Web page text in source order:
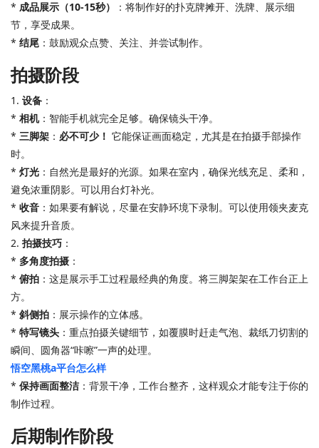
* 成品展示（10-15秒）
：将制作好的扑克牌摊开、洗牌、展示细
节，享受成果。
* 结尾 ：鼓励观众点赞、关注、并尝试制作。
拍摄阶段
1. 设备 ：
* 相机：智能手机就完全足够。确保镜头干净。
* 三脚架 ： 必不可少！ 它能保证画面稳定，尤其是在拍摄手部操作
时。
* 灯光 ：自然光是最好的光源。如果在室内，确保光线充足、柔和，
避免浓重阴影。可以用台灯补光。
* 收音 ：如果要有解说，尽量在安静环境下录制。可以使用领夹麦克
风来提升音质。
2. 拍摄技巧 ：
* 多角度拍摄 ：
* 俯拍 ：这是展示手工过程最经典的角度。将三脚架架在工作台正上
方。
* 斜侧拍 ：展示操作的立体感。
* 特写镜头 ：重点拍摄关键细节，如覆膜时赶走气泡、裁纸刀切割的
瞬间、圆角器“咔嚓”一声的处理。
悟空黑桃a平台怎么样
* 保持画面整洁 ：背景干净，工作台整齐，这样观众才能专注于你的
制作过程。
后期制作阶段